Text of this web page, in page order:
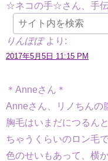
☆ネコの手☆さん、手
りんぽぽ より:
2017年5月5日 11:15 PM
＊Anneさん＊
Anneさん、リノちんの
胸毛はいまだにつるん
ちゃうくらいのロン毛
色のせいもあって、横